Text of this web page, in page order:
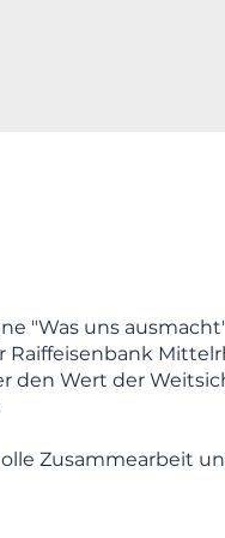
"Was uns
den Wert der
Zusammearbeit